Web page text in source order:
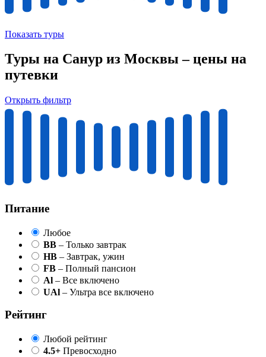
Показать туры
Туры на Санур из Москвы – цены на
путевки
Открыть фильтр
Питание
Любое
BB – Только завтрак
HB – Завтрак, ужин
FB – Полный пансион
Al – Все включено
UAl – Ультра все включено
Рейтинг
Любой рейтинг
4.5+ Превосходно